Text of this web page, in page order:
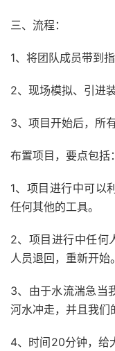
三、流程：
1、将团队成员带到
2、现场模拟、引进装
3、项目开始后，所
布置项目，要点包括：
1、项目进行中可以
任何其他的工具。
2、项目进行中任何
人员退回，重新开始。
3、由于水流湍急当
河水冲走，并且我们
4、时间20分钟，给